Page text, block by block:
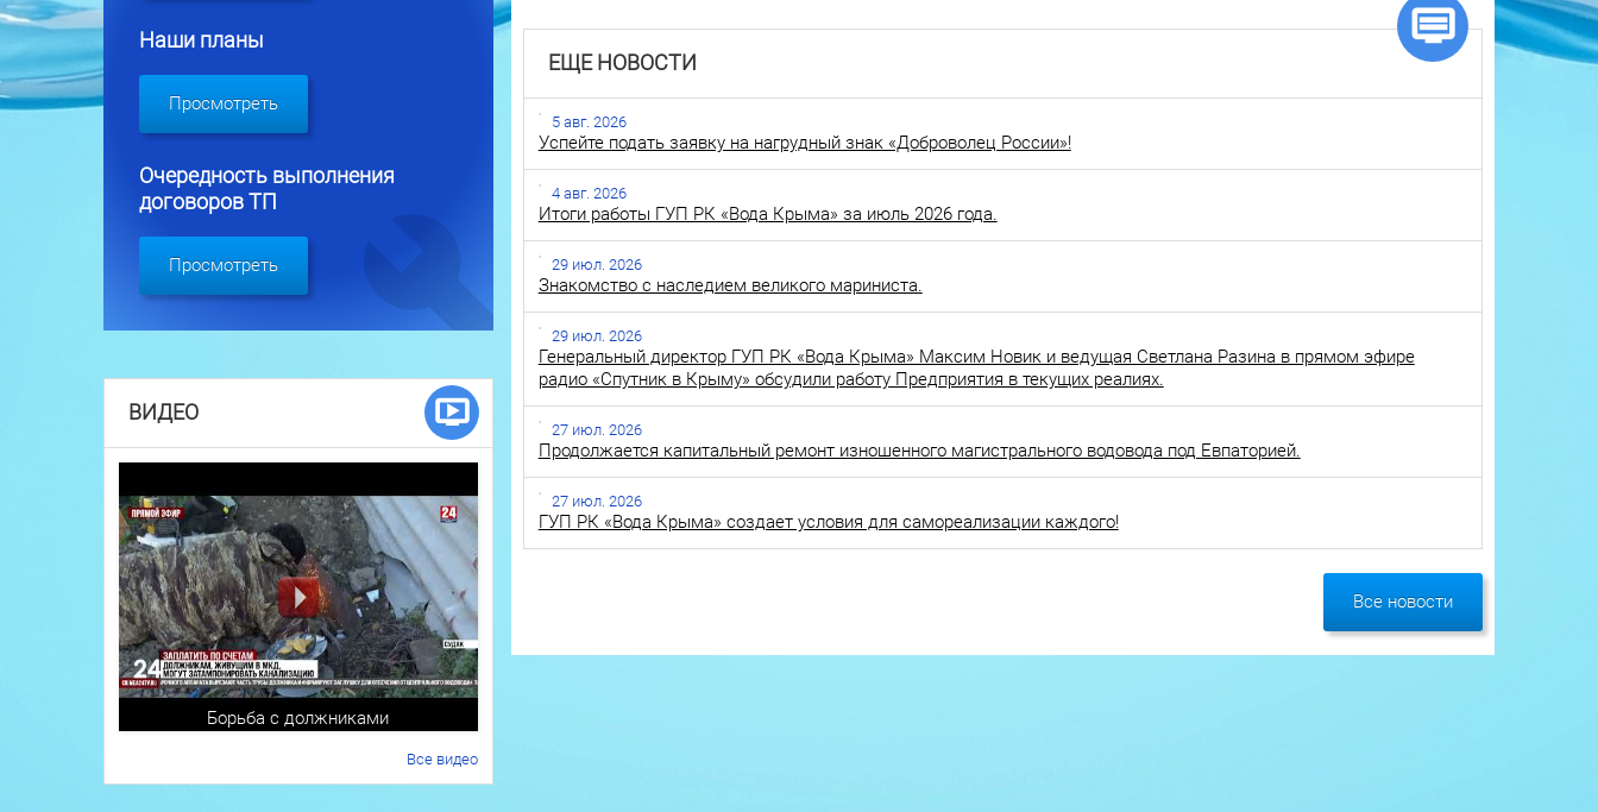
ЕЩЕ НОВОСТИ
5 авг. 2026
Успейте подать заявку на нагрудный знак «Доброволец России»!
4 авг. 2026
Итоги работы ГУП РК «Вода Крыма» за июль 2026 года.
29 июл. 2026
Знакомство с наследием великого мариниста.
29 июл. 2026
Генеральный директор ГУП РК «Вода Крыма» Максим Новик и ведущая Светлана Разина в прямом эфире
радио «Спутник в Крыму» обсудили работу Предприятия в текущих реалиях.
27 июл. 2026
Продолжается капитальный ремонт изношенного магистрального водовода под Евпаторией.
27 июл. 2026
ГУП РК «Вода Крыма» создает условия для самореализации каждого!
Все новости
Наши планы
Просмотреть
Очередность выполнения
договоров ТП
Просмотреть
ВИДЕО
Борьба с должниками
Все видео